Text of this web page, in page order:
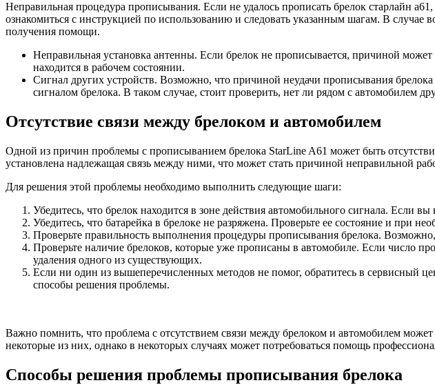
Неправильная процедура прописывания. Если не удалось прописать брелок старлайн
ознакомиться с инструкцией по использованию и следовать указанным шагам. В случае
получения помощи.
Неправильная установка антенны. Если брелок не прописывается, причиной
находится в рабочем состоянии.
Сигнал других устройств. Возможно, что причиной неудачи прописывания брелока
сигналом брелока. В таком случае, стоит проверить, нет ли рядом с автомобилем
Отсутствие связи между брелоком и автомобилем
Одной из причин проблемы с прописыванием брелока StarLine A61 может быть
установлена надлежащая связь между ними, что может стать причиной неправильной
Для решения этой проблемы необходимо выполнить следующие шаги:
Убедитесь, что брелок находится в зоне действия автомобильного сигнала. Если
Убедитесь, что батарейка в брелоке не разряжена. Проверьте ее состояние и при
Проверьте правильность выполнения процедуры прописывания брелока.
Проверьте наличие брелоков, которые уже прописаны в автомобиле. Если число
удаления одного из существующих.
Если ни один из вышеперечисленных методов не помог, обратитесь в сервисный
способы решения проблемы.
Важно помнить, что проблема с отсутствием связи между брелоком и автомобилем
некоторые из них, однако в некоторых случаях может потребоваться помощь
Способы решения проблемы прописывания брелока